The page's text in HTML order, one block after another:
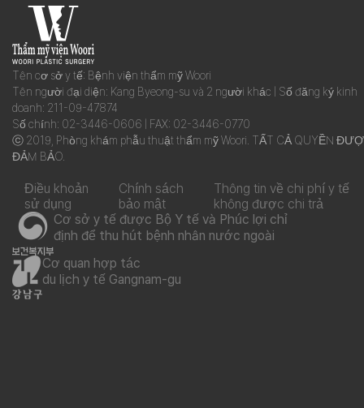
Tên cơ sở y tế: Bệnh viện thẩm mỹ Woori
Tên người đại diện: Kang Byeong-su và 2 người khác | Số đăng ký kinh
doanh: 211-09-47874
Số chính: 02-3446-0606 | FAX: 02-3446-0770
ⓒ 2019, Phòng khám phẫu thuật thẩm mỹ Woori. TẤT CẢ QUYỀN
ĐẢM BẢO.
Điều khoản
sử dụng
Chính sách
bảo mật
Thông tin về chi phí y tế
không được chi trả
Cơ sở y tế được Bộ Y tế và Phúc lợi chỉ
định để thu hút bệnh nhân nước ngoài
Cơ quan hợp tác
du lịch y tế Gangnam-gu